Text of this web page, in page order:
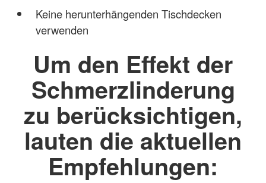
Keine herunterhängenden Tischdecken
verwenden
Um den Effekt der
Schmerzlinderung
zu berücksichtigen,
lauten die aktuellen
Empfehlungen: